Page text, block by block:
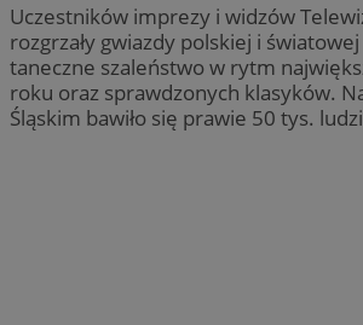
Uczestników imprezy i widzów
rozgrzały gwiazdy polskiej i
taneczne szaleństwo w rytm
roku oraz sprawdzonych klasyków.
Śląskim bawiło się prawie 50 tys.